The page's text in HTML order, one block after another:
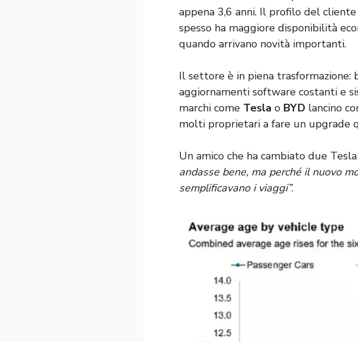
appena 3,6 anni. Il profilo del
spesso ha maggiore disponibilità
quando arrivano novità importanti.
Il settore è in piena
aggiornamenti software costanti e
marchi come Tesla o BYD lancino
molti proprietari a fare un upgrade
Un amico che ha cambiato due
andasse bene, ma perché il nuovo
semplificavano i viaggi”.